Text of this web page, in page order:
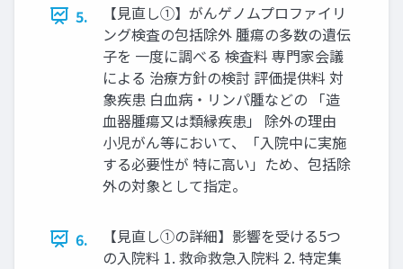
5.
【見直し①】がんゲノムプロファイリ
ング検査の包括除外 腫瘍の多数の遺伝
子を 一度に調べる 検査料 専門家会議
による 治療方針の検討 評価提供料 対
象疾患 白血病・リンパ腫などの 「造
血器腫瘍又は類縁疾患」 除外の理由
小児がん等において、「入院中に実施
する必要性が 特に高い」ため、包括除
外の対象として指定。
6.
【見直し①の詳細】影響を受ける5つ
の入院料 1. 救命救急入院料 2. 特定集